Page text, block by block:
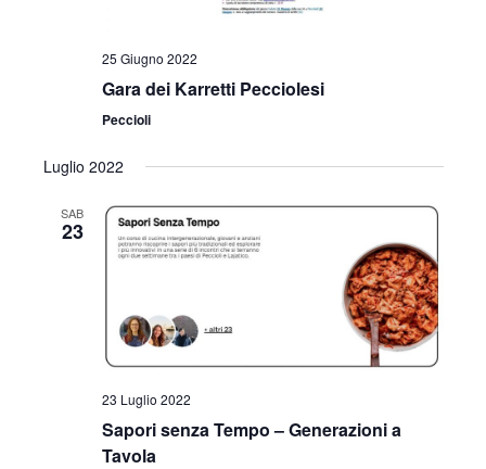
25 Giugno 2022
Gara dei Karretti Pecciolesi
Peccioli
Luglio 2022
SAB
23
23 Luglio 2022
Sapori senza Tempo – Generazioni a
Tavola